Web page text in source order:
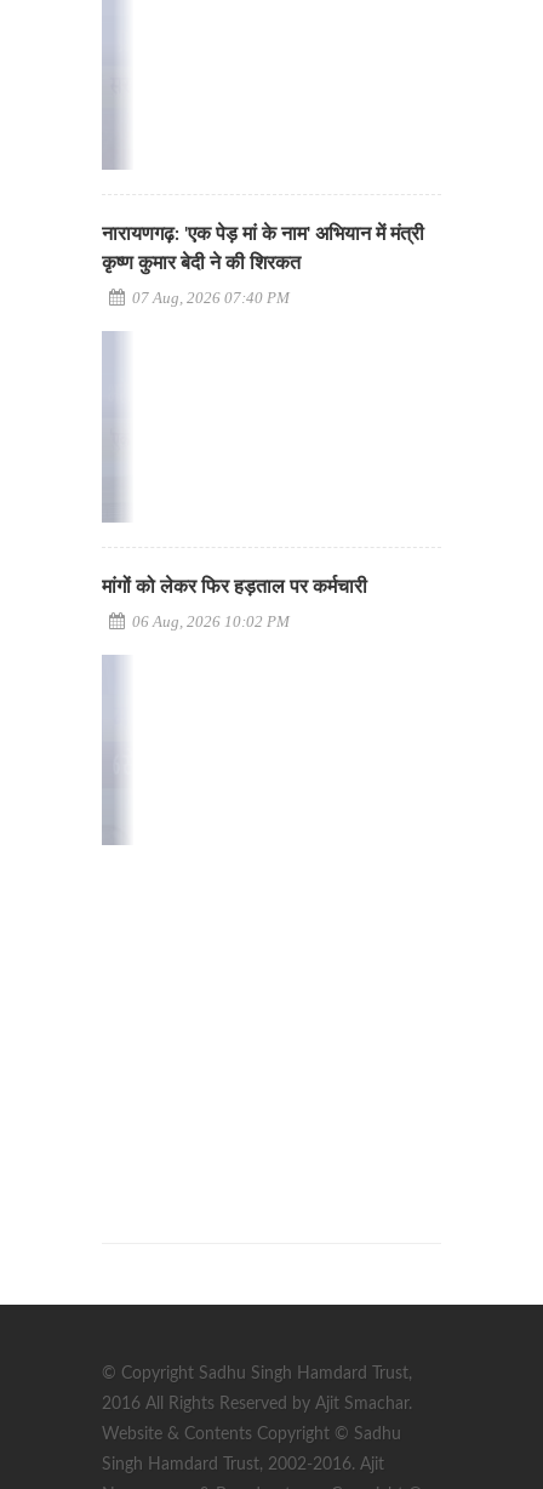
नारायणगढ़: 'एक पेड़ मां के नाम' अभियान में मंत्री
कृष्ण कुमार बेदी ने की शिरकत
07 Aug, 2026 07:40 PM
मांगों को लेकर फिर हड़ताल पर कर्मचारी
06 Aug, 2026 10:02 PM
© Copyright Sadhu Singh Hamdard Trust,
2016 All Rights Reserved by Ajit Smachar.
Website & Contents Copyright © Sadhu
Singh Hamdard Trust, 2002-2016. Ajit